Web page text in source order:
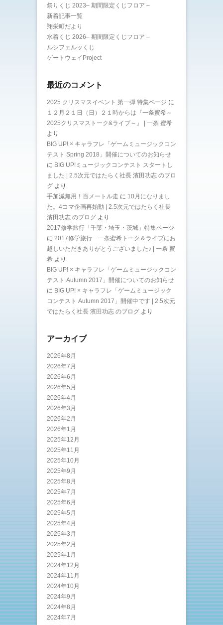
祭りくじ 2023– 期間限定くじフロア –
新着記事一覧
翔栄町だより
水着くじ 2026– 期間限定くじフロア –
ルシフェルッくじ
ゲートウェイProject
最近のコメント
2025 クリスマスイベント 第一弾 特集ページ に
１２月２１日（日）２１時からは『一条蜜希～
2025クリスマストーク&ライブ～』 | 一条 蜜希
より
BIG UP! × キャラフレ「ゲームミュージックコン
テスト Spring 2018」開催についてのお知らせ
に BIG UP!ミュージックコンテスト スタートし
ました | 2.5次元ではたらく社長 濱田功志 のブロ
グ より
手加減無用！百メートル走 に 10月になりまし
た。4コマ企画再始動 | 2.5次元ではたらく社長
濱田功志 のブログ より
2017修学旅行「千葉・埼玉・茨城」特集ページ
に 2017修学旅行 一条蜜希トーク＆ライブにお
越しいただきありがとうございました♪ | 一条 蜜
希 より
BIG UP! × キャラフレ「ゲームミュージックコン
テスト Autumn 2017」開催についてのお知らせ
に BIG UP! × キャラフレ「ゲームミュージック
コンテスト Autumn 2017」開催中です | 2.5次元
ではたらく社長 濱田功志 のブログ より
アーカイブ
2026年8月
2026年7月
2026年6月
2026年5月
2026年4月
2026年3月
2026年2月
2026年1月
2025年12月
2025年11月
2025年10月
2025年9月
2025年8月
2025年7月
2025年6月
2025年5月
2025年4月
2025年3月
2025年2月
2025年1月
2024年12月
2024年11月
2024年10月
2024年9月
2024年8月
2024年7月